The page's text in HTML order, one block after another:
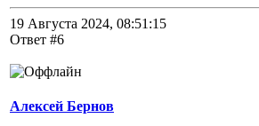
19 Августа 2024, 08:51:15
Ответ #6
Алексей Бернов